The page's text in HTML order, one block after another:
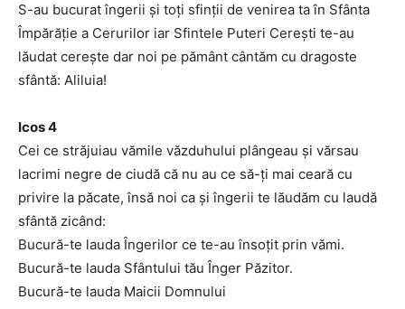
S-au bucurat îngerii şi toţi sfinţii de venirea ta în Sfânta
Împărăţie a Cerurilor iar Sfintele Puteri Cereşti te-au
lăudat cereşte dar noi pe pământ cântăm cu dragoste
sfântă: Aliluia!
Icos 4
Cei ce străjuiau vămile văzduhului plângeau şi vărsau
lacrimi negre de ciudă că nu au ce să-ţi mai ceară cu
privire la păcate, însă noi ca şi îngerii te lăudăm cu laudă
sfântă zicând:
Bucură-te lauda Îngerilor ce te-au însoţit prin vămi.
Bucură-te lauda Sfântului tău Înger Păzitor.
Bucură-te lauda Maicii Domnului